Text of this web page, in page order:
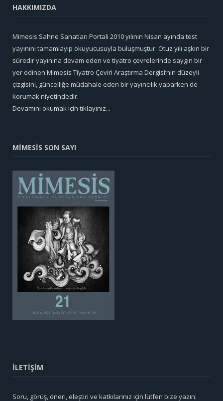
HAKKIMIZDA
Mimesis Sahne Sanatları Portali 2010 yılının Nisan ayında test
yayınını tamamlayıp okuyucusuyla buluşmuştur. Otuz yılı aşkın bir
süredir yayınına devam eden ve tiyatro çevrelerinde saygın bir
yer edinen Mimesis Tiyatro Çeviri Araştırma Dergisi’nin düzeyli
çizgisini, güncelliğe müdahale eden bir yayıncılık yaparken de
korumak niyetindedir.
Devamını okumak için tıklayınız...
MİMESİS SON SAYI
İLETİŞİM
Soru, görüş, öneri, eleştiri ve katkılarınız için lütfen bize yazın: